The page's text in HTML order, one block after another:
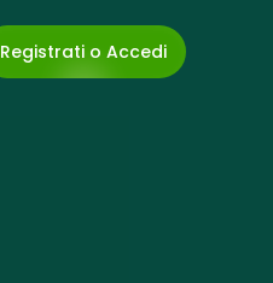
Registrati o Accedi